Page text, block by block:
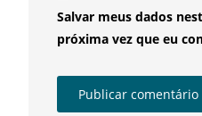
Salvar meus dados
próxima vez que eu